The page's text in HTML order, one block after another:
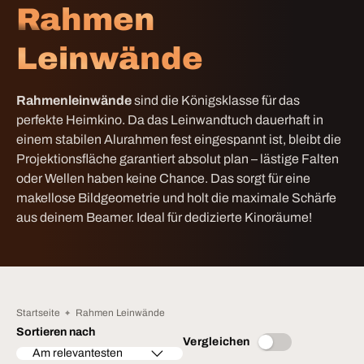
Rahmen
Leinwände
Rahmenleinwändesind die Königsklasse für das
perfekte Heimkino. Da das Leinwandtuch dauerhaft in
einem stabilen Alurahmen fest eingespannt ist, bleibt die
Projektionsfläche garantiert absolut plan – lästige Falten
oder Wellen haben keine Chance. Das sorgt für eine
makellose Bildgeometrie und holt die maximale Schärfe
aus deinem Beamer. Ideal für dedizierte Kinoräume!
Startseite Rahmen Leinwände
Sortieren nach
Am relevantesten
Vergleichen